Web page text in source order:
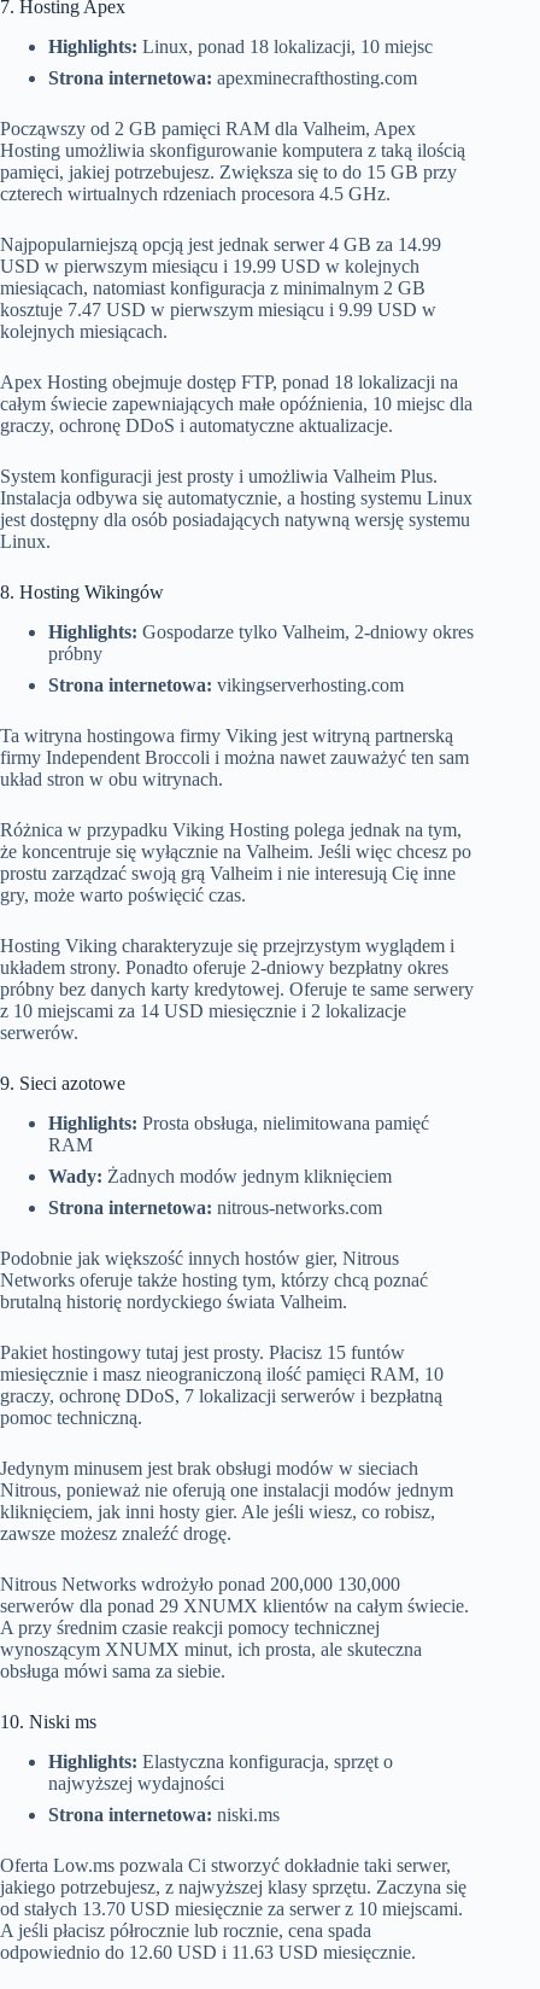
7. Hosting Apex
Highlights: Linux, ponad 18 lokalizacji, 10 miejsc
Strona internetowa: apexminecrafthosting.com
Począwszy od 2 GB pamięci RAM dla Valheim, Apex
Hosting umożliwia skonfigurowanie komputera z taką ilością
pamięci, jakiej potrzebujesz. Zwiększa się to do 15 GB przy
czterech wirtualnych rdzeniach procesora 4.5 GHz.
Najpopularniejszą opcją jest jednak serwer 4 GB za 14.99
USD w pierwszym miesiącu i 19.99 USD w kolejnych
miesiącach, natomiast konfiguracja z minimalnym 2 GB
kosztuje 7.47 USD w pierwszym miesiącu i 9.99 USD w
kolejnych miesiącach.
Apex Hosting obejmuje dostęp FTP, ponad 18 lokalizacji na
całym świecie zapewniających małe opóźnienia, 10 miejsc dla
graczy, ochronę DDoS i automatyczne aktualizacje.
System konfiguracji jest prosty i umożliwia Valheim Plus.
Instalacja odbywa się automatycznie, a hosting systemu Linux
jest dostępny dla osób posiadających natywną wersję systemu
Linux.
8. Hosting Wikingów
Highlights: Gospodarze tylko Valheim, 2-dniowy okres
próbny
Strona internetowa: vikingserverhosting.com
Ta witryna hostingowa firmy Viking jest witryną partnerską
firmy Independent Broccoli i można nawet zauważyć ten sam
układ stron w obu witrynach.
Różnica w przypadku Viking Hosting polega jednak na tym,
że koncentruje się wyłącznie na Valheim. Jeśli więc chcesz po
prostu zarządzać swoją grą Valheim i nie interesują Cię inne
gry, może warto poświęcić czas.
Hosting Viking charakteryzuje się przejrzystym wyglądem i
układem strony. Ponadto oferuje 2-dniowy bezpłatny okres
próbny bez danych karty kredytowej. Oferuje te same serwery
z 10 miejscami za 14 USD miesięcznie i 2 lokalizacje
serwerów.
9. Sieci azotowe
Highlights: Prosta obsługa, nielimitowana pamięć
RAM
Wady: Żadnych modów jednym kliknięciem
Strona internetowa: nitrous-networks.com
Podobnie jak większość innych hostów gier, Nitrous
Networks oferuje także hosting tym, którzy chcą poznać
brutalną historię nordyckiego świata Valheim.
Pakiet hostingowy tutaj jest prosty. Płacisz 15 funtów
miesięcznie i masz nieograniczoną ilość pamięci RAM, 10
graczy, ochronę DDoS, 7 lokalizacji serwerów i bezpłatną
pomoc techniczną.
Jedynym minusem jest brak obsługi modów w sieciach
Nitrous, ponieważ nie oferują one instalacji modów jednym
kliknięciem, jak inni hosty gier. Ale jeśli wiesz, co robisz,
zawsze możesz znaleźć drogę.
Nitrous Networks wdrożyło ponad 200,000 130,000
serwerów dla ponad 29 XNUMX klientów na całym świecie.
A przy średnim czasie reakcji pomocy technicznej
wynoszącym XNUMX minut, ich prosta, ale skuteczna
obsługa mówi sama za siebie.
10. Niski ms
Highlights: Elastyczna konfiguracja, sprzęt o
najwyższej wydajności
Strona internetowa: niski.ms
Oferta Low.ms pozwala Ci stworzyć dokładnie taki serwer,
jakiego potrzebujesz, z najwyższej klasy sprzętu. Zaczyna się
od stałych 13.70 USD miesięcznie za serwer z 10 miejscami.
A jeśli płacisz półrocznie lub rocznie, cena spada
odpowiednio do 12.60 USD i 11.63 USD miesięcznie.